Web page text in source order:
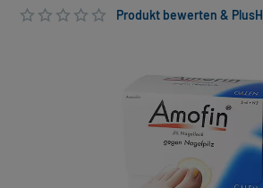
Produkt bewerten &